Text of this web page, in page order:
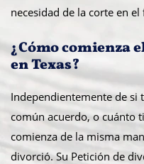
necesidad de la corte en
¿Cómo comienza
en Texas?
Independientemente de
común acuerdo, o cuánto
comienza de la misma
divorció. Su Petición de